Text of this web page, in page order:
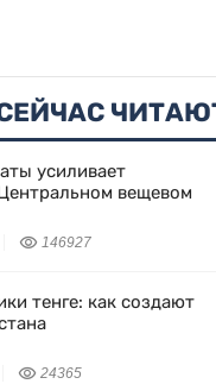
усиливает
вещевом
146927
тенге: как создают
24365